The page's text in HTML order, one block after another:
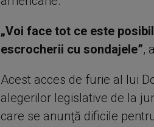
„Voi face tot ce este
escrocherii cu sondajele”,
Acest acces de furie al lui
alegerilor legislative de la
care se anunţă dificile